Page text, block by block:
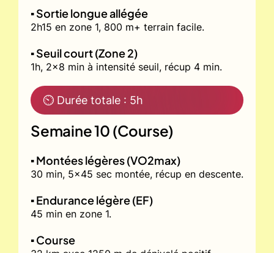
▪️ Sortie longue allégée
2h15 en zone 1, 800 m+ terrain facile.
▪️ Seuil court (Zone 2)
1h, 2x8 min à intensité seuil, récup 4 min.
⏲ Durée totale : 5h
Semaine 10 (Course)
▪️ Montées légères (VO2max)
30 min, 5x45 sec montée, récup en descente.
▪️ Endurance légère (EF)
45 min en zone 1.
▪️ Course